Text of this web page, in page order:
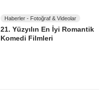
Haberler - Fotoğraf & Videolar
21. Yüzyılın En İyi Romantik
Komedi Filmleri